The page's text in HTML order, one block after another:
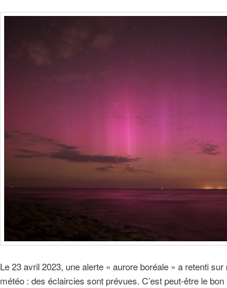
Le 23 avril 2023, une alerte « aurore boréale » a retenti
météo : des éclaircies sont prévues. C’est peut-être le